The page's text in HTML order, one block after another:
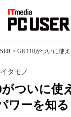
> GK110がついに使
がついに使
ワーを知る
タモノ